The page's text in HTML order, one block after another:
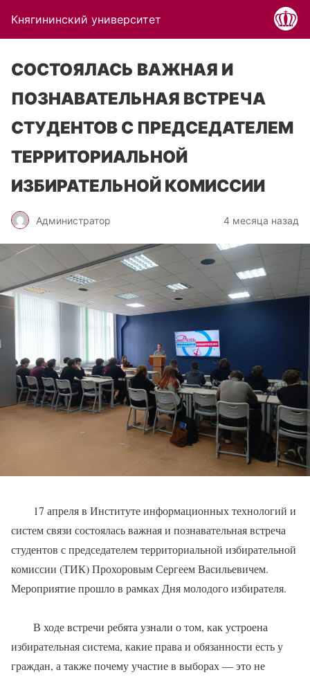
Княгининский университет
СОСТОЯЛАСЬ ВАЖНАЯ И
ПОЗНАВАТЕЛЬНАЯ ВСТРЕЧА
СТУДЕНТОВ С ПРЕДСЕДАТЕЛЕМ
ТЕРРИТОРИАЛЬНОЙ
ИЗБИРАТЕЛЬНОЙ КОМИССИИ
Администратор 4 месяца назад
17 апреля в Институте информационных технологий и
систем связи состоялась важная и познавательная встреча
студентов с председателем территориальной избирательной
комиссии (ТИК) Прохоровым Сергеем Васильевичем.
Мероприятие прошло в рамках Дня молодого избирателя.
В ходе встречи ребята узнали о том, как устроена
избирательная система, какие права и обязанности есть у
граждан, а также почему участие в выборах — это не